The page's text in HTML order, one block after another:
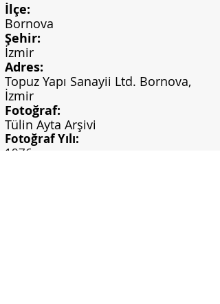
İlçe:
Bornova
Şehir:
İzmir
Adres:
Topuz Yapı Sanayii Ltd. Bornova,
İzmir
Fotoğraf:
Tülin Ayta Arşivi
Fotoğraf Yılı:
1976